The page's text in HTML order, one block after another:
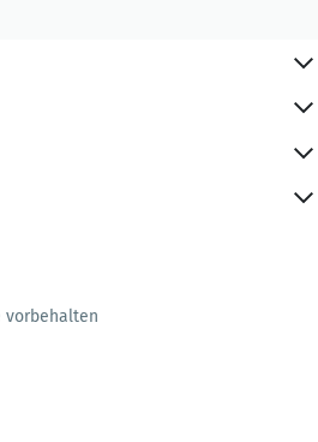
vorbehalten